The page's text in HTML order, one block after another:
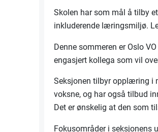
Skolen har som mål å tilby
inkluderende læringsmiljø.
Denne sommeren er Oslo
engasjert kollega som vil
Seksjonen tilbyr opplæring i
voksne, og har også tilbud
Det er ønskelig at den som
Fokusområder i seksjonens